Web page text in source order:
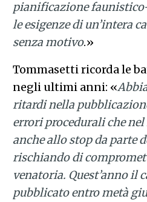
pianificazione
le esigenze di un’intera
senza motivo.»
Tommasetti ricorda le
negli ultimi anni: «
ritardi nella
errori procedurali che
anche allo stop da parte
rischiando di
venatoria. Quest’anno il
pubblicato entro metà